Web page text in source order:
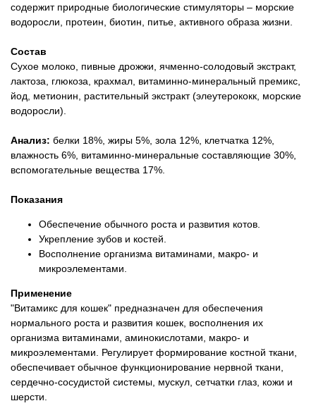
содержит природные биологические стимуляторы – морские
водоросли, протеин, биотин, питье, активного образа жизни.
Состав
Сухое молоко, пивные дрожжи, ячменно-солодовый экстракт,
лактоза, глюкоза, крахмал, витаминно-минеральный премикс,
йод, метионин, растительный экстракт (элеутерококк, морские
водоросли).
Анализ: белки 18%, жиры 5%, зола 12%, клетчатка 12%,
влажность 6%, витаминно-минеральные составляющие 30%,
вспомогательные вещества 17%.
Показания
Обеспечение обычного роста и развития котов.
Укрепление зубов и костей.
Восполнение организма витаминами, макро- и
микроэлементами.
Применение
"Витамикс для кошек" предназначен для обеспечения
нормального роста и развития кошек, восполнения их
организма витаминами, аминокислотами, макро- и
микроэлементами. Регулирует формирование костной ткани,
обеспечивает обычное функционирование нервной ткани,
сердечно-сосудистой системы, мускул, сетчатки глаз, кожи и
шерсти.